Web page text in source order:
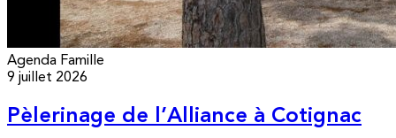
Agenda Famille
9 juillet 2026
Pèlerinage de l’Alliance à Cotignac